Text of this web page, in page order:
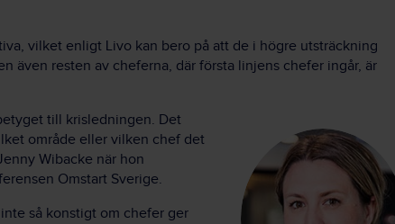
vilket enligt Livo kan bero på att de i högre utsträckning
även resten av cheferna, där första linjens chefer ingår, är
till krisledningen. Det
område eller vilken chef det
Wibacke när hon
Omstart Sverige.
så konstigt om chefer ger